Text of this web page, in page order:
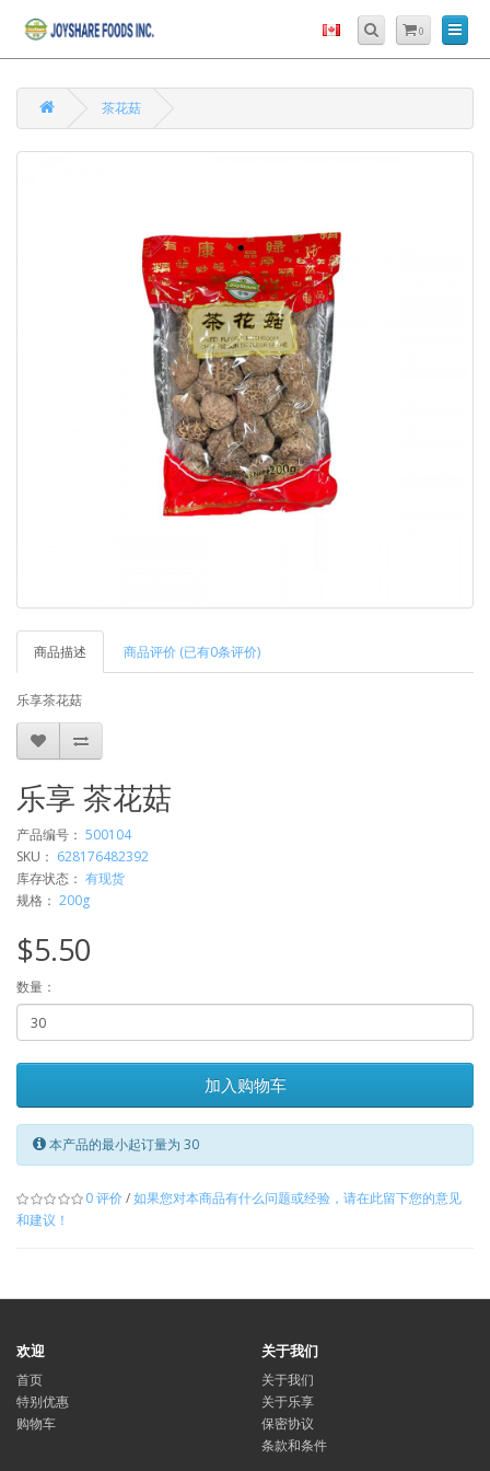
0
茶花菇
商品描述 商品评价 (已有0条评价)
乐享茶花菇
乐享 茶花菇
产品编号： 500104
SKU： 628176482392
库存状态： 有现货
规格： 200g
$5.50
数量：
加入购物车
本产品的最小起订量为 30
0 评价/如果您对本商品有什么问题或经验，请在此留下您的意见
和建议！
欢迎
首页
特别优惠
购物车
关于我们
关于我们
关于乐享
保密协议
条款和条件